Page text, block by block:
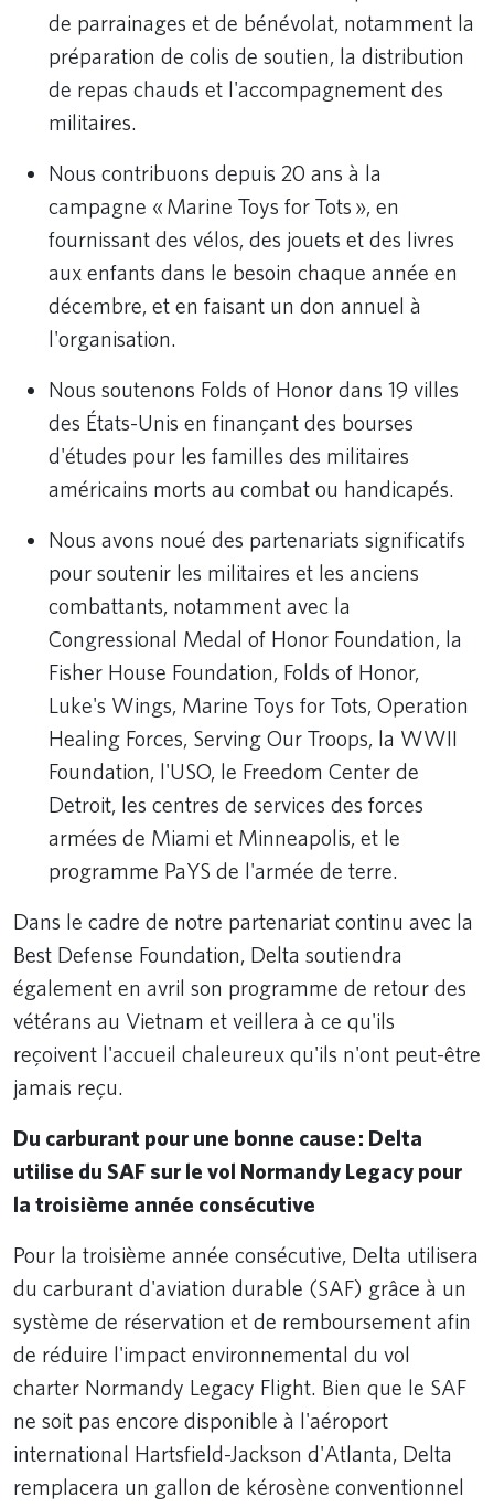
de parrainages et de bénévolat, notamment la
préparation de colis de soutien, la distribution
de repas chauds et l'accompagnement des
militaires.
Nous contribuons depuis 20 ans à la
campagne « Marine Toys for Tots », en
fournissant des vélos, des jouets et des livres
aux enfants dans le besoin chaque année en
décembre, et en faisant un don annuel à
l'organisation.
Nous soutenons Folds of Honor dans 19 villes
des États-Unis en finançant des bourses
d'études pour les familles des militaires
américains morts au combat ou handicapés.
Nous avons noué des partenariats significatifs
pour soutenir les militaires et les anciens
combattants, notamment avec la
Congressional Medal of Honor Foundation, la
Fisher House Foundation, Folds of Honor,
Luke's Wings, Marine Toys for Tots, Operation
Healing Forces, Serving Our Troops, la WWII
Foundation, l'USO, le Freedom Center de
Detroit, les centres de services des forces
armées de Miami et Minneapolis, et le
programme PaYS de l'armée de terre.
Dans le cadre de notre partenariat continu avec la
Best Defense Foundation, Delta soutiendra
également en avril son programme de retour des
vétérans au Vietnam et veillera à ce qu'ils
reçoivent l'accueil chaleureux qu'ils n'ont peut-être
jamais reçu.
Du carburant pour une bonne cause : Delta
utilise du SAF sur le vol Normandy Legacy pour
la troisième année consécutive
Pour la troisième année consécutive, Delta utilisera
du carburant d'aviation durable (SAF) grâce à un
système de réservation et de remboursement afin
de réduire l'impact environnemental du vol
charter Normandy Legacy Flight. Bien que le SAF
ne soit pas encore disponible à l'aéroport
international Hartsfield-Jackson d'Atlanta, Delta
remplacera un gallon de kérosène conventionnel